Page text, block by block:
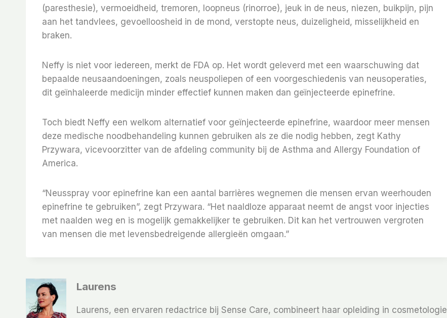
(paresthesie), vermoeidheid, tremoren, loopneus (rinorroe), jeuk in de neus, niezen, buikpijn, pijn
aan het tandvlees, gevoelloosheid in de mond, verstopte neus, duizeligheid, misselijkheid en
braken.
Neffy is niet voor iedereen, merkt de FDA op. Het wordt geleverd met een waarschuwing dat
bepaalde neusaandoeningen, zoals neuspoliepen of een voorgeschiedenis van neusoperaties,
dit geïnhaleerde medicijn minder effectief kunnen maken dan geïnjecteerde epinefrine.
Toch biedt Neffy een welkom alternatief voor geïnjecteerde epinefrine, waardoor meer mensen
deze medische noodbehandeling kunnen gebruiken als ze die nodig hebben, zegt Kathy
Przywara, vicevoorzitter van de afdeling community bij de Asthma and Allergy Foundation of
America.
“Neusspray voor epinefrine kan een aantal barrières wegnemen die mensen ervan weerhouden
epinefrine te gebruiken”, zegt Przywara. “Het naaldloze apparaat neemt de angst voor injecties
met naalden weg en is mogelijk gemakkelijker te gebruiken. Dit kan het vertrouwen vergroten
van mensen die met levensbedreigende allergieën omgaan.”
Laurens
Laurens, een ervaren redactrice bij Sense Care, combineert haar opleiding in cosmetologie